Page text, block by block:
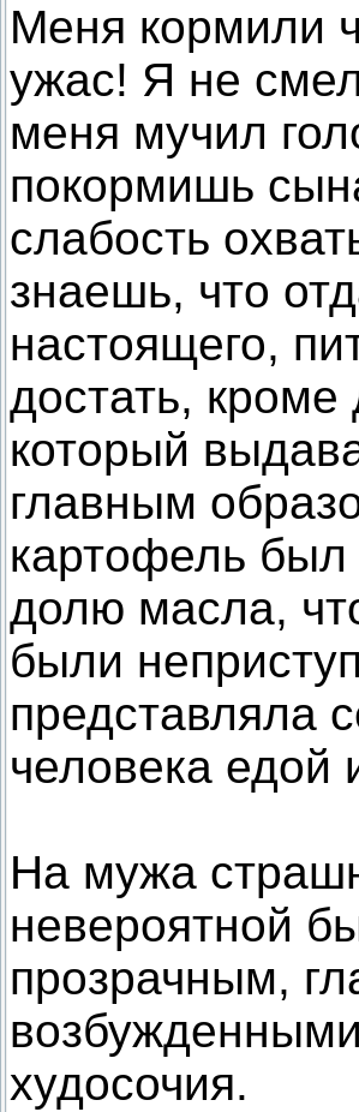
Меня кормили
ужас! Я не
меня мучил
покормишь
слабость
знаешь, что
настоящего,
достать, кроме
который
главным
картофель был
долю масла,
были
представляла
человека едой
На мужа
невероятной
прозрачным,
худосочия.